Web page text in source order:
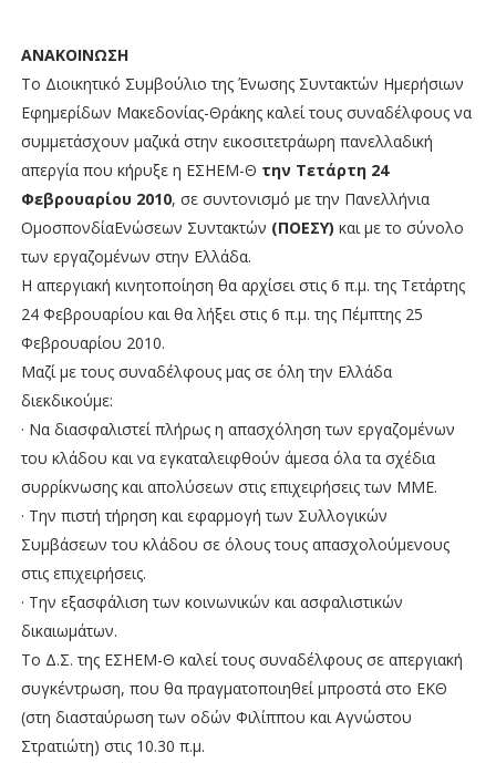
ΑΝΑΚΟΙΝΩΣΗ
Το Διοικητικό Συμβούλιο της Ένωσης Συντακτών Ημερήσιων
Εφημερίδων Μακεδονίας-Θράκης καλεί τους συναδέλφους να
συμμετάσχουν μαζικά στην εικοσιτετράωρη πανελλαδική
απεργία που κήρυξε η ΕΣΗΕΜ-Θ την Τετάρτη 24
Φεβρουαρίου 2010, σε συντονισμό με την Πανελλήνια
ΟμοσπονδίαΕνώσεων Συντακτών (ΠΟΕΣΥ) και με το σύνολο
των εργαζομένων στην Ελλάδα.
Η απεργιακή κινητοποίηση θα αρχίσει στις 6 π.μ. της Τετάρτης
24 Φεβρουαρίου και θα λήξει στις 6 π.μ. της Πέμπτης 25
Φεβρουαρίου 2010.
Μαζί με τους συναδέλφους μας σε όλη την Ελλάδα
διεκδικούμε:
· Να διασφαλιστεί πλήρως η απασχόληση των εργαζομένων
του κλάδου και να εγκαταλειφθούν άμεσα όλα τα σχέδια
συρρίκνωσης και απολύσεων στις επιχειρήσεις των ΜΜΕ.
· Την πιστή τήρηση και εφαρμογή των Συλλογικών
Συμβάσεων του κλάδου σε όλους τους απασχολούμενους
στις επιχειρήσεις.
· Την εξασφάλιση των κοινωνικών και ασφαλιστικών
δικαιωμάτων.
Το Δ.Σ. της ΕΣΗΕΜ-Θ καλεί τους συναδέλφους σε απεργιακή
συγκέντρωση, που θα πραγματοποιηθεί μπροστά στο ΕΚΘ
(στη διασταύρωση των οδών Φιλίππου και Αγνώστου
Στρατιώτη) στις 10.30 π.μ.